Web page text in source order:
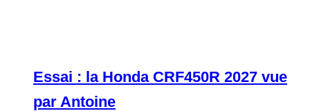
Essai : la Honda CRF450R 2027 vue
par Antoine